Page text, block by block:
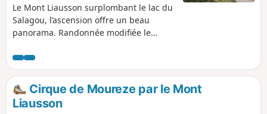
Le Mont Liausson surplombant le lac du
Salagou, l’ascension offre un beau
panorama. Randonnée modifiée le
informations pratiques. Cette
randonnée est susceptible d'être
interdite en fonction du niveau de
risque des incendies. Pensez à
consulter la carte.
Cirque de Moureze par le Mont
Liausson